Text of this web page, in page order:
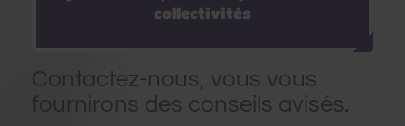
collectivités
Contactez-nous, vous vous
fournirons des conseils avisés.